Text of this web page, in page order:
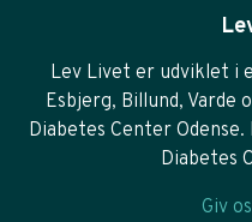
Lev Livet er udviklet i
Esbjerg, Billund, Varde
Diabetes Center
Diabetes
Giv